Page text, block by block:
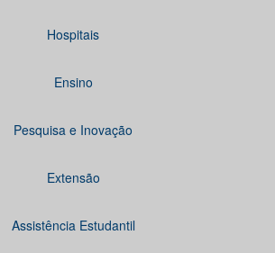
Hospitais
Ensino
Pesquisa e Inovação
Extensão
Assistência Estudantil